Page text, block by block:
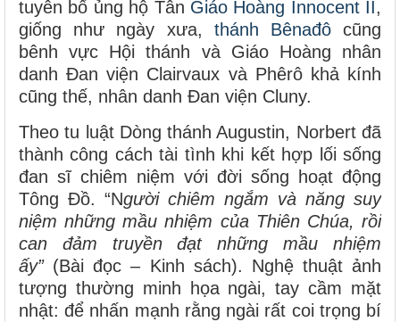
tuyên bố ủng hộ Tân Giáo Hoàng Innocent II,
giống như ngày xưa, thánh Bênađôcũng
bênh vực Hội thánh và Giáo Hoàng nhân
danh Đan viện Clairvaux và Phêrô khả kính
cũng thế, nhân danh Đan viện Cluny.
Theo tu luật Dòng thánh Augustin, Norbert đã
thành công cách tài tình khi kết hợp lối sống
đan sĩ chiêm niệm với đời sống hoạt động
Tông Đồ. “Người chiêm ngắm và năng suy
niệm những mầu nhiệm của Thiên Chúa, rồi
can đảm truyền đạt những mầu nhiệm
ấy”(Bài đọc – Kinh sách). Nghệ thuật ảnh
tượng thường minh họa ngài, tay cầm mặt
nhật: để nhấn mạnh rằng ngài rất coi trọng bí